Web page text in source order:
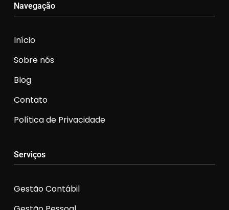
Navegação
Início
Sobre nós
Blog
Contato
Política de Privacidade
Serviços
Gestão Contábil